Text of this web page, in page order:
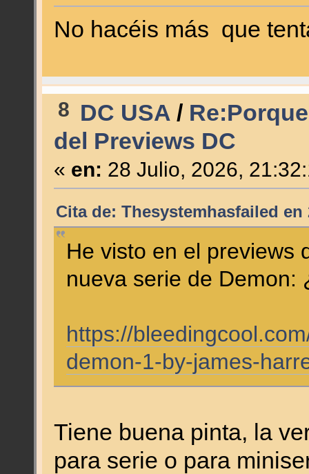
No hacéis más que
8 DC USA /
del Previews DC
« en: 28 Julio, 2026,
Cita de: Thesystemhasfailed en
He visto en el previews
nueva serie de Demon:
https://
demon-1-by-james-
Tiene buena pinta, la
para serie o para